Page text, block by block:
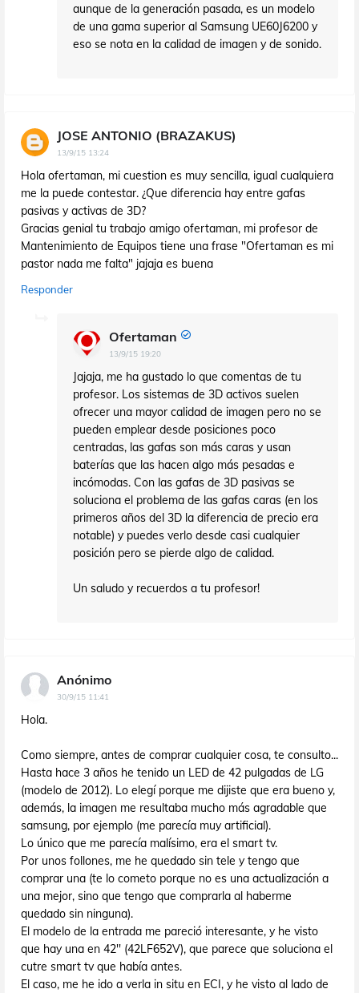
aunque de la generación pasada, es un modelo
de una gama superior al Samsung UE60J6200 y
eso se nota en la calidad de imagen y de sonido.
JOSE ANTONIO (BRAZAKUS)
13/9/15 13:24
Hola ofertaman, mi cuestion es muy sencilla, igual cualquiera
me la puede contestar. ¿Que diferencia hay entre gafas
pasivas y activas de 3D?
Gracias genial tu trabajo amigo ofertaman, mi profesor de
Mantenimiento de Equipos tiene una frase "Ofertaman es mi
pastor nada me falta" jajaja es buena
Responder
Ofertaman
13/9/15 19:20
Jajaja, me ha gustado lo que comentas de tu
profesor. Los sistemas de 3D activos suelen
ofrecer una mayor calidad de imagen pero no se
pueden emplear desde posiciones poco
centradas, las gafas son más caras y usan
baterías que las hacen algo más pesadas e
incómodas. Con las gafas de 3D pasivas se
soluciona el problema de las gafas caras (en los
primeros años del 3D la diferencia de precio era
notable) y puedes verlo desde casi cualquier
posición pero se pierde algo de calidad.
Un saludo y recuerdos a tu profesor!
Anónimo
30/9/15 11:41
Hola.
Como siempre, antes de comprar cualquier cosa, te consulto...
Hasta hace 3 años he tenido un LED de 42 pulgadas de LG
(modelo de 2012). Lo elegí porque me dijiste que era bueno y,
además, la imagen me resultaba mucho más agradable que
samsung, por ejemplo (me parecía muy artificial).
Lo único que me parecía malísimo, era el smart tv.
Por unos follones, me he quedado sin tele y tengo que
comprar una (te lo cometo porque no es una actualización a
una mejor, sino que tengo que comprarla al haberme
quedado sin ninguna).
El modelo de la entrada me pareció interesante, y he visto
que hay una en 42'' (42LF652V), que parece que soluciona el
cutre smart tv que había antes.
El caso, me he ido a verla in situ en ECI, y he visto al lado de